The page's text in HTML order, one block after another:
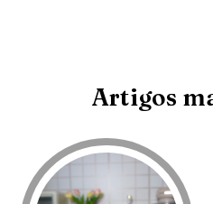
Artigos